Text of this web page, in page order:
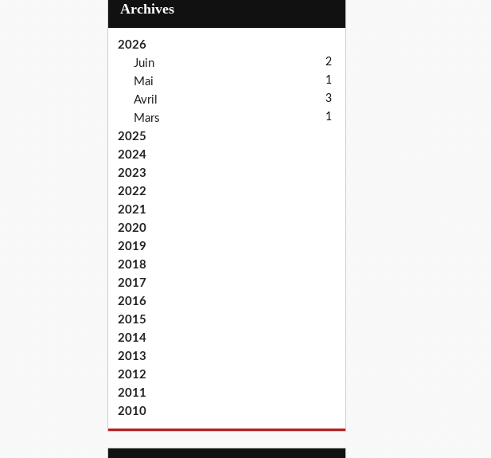
Archives
2026
Juin
2
Mai 1
Avril 3
Mars 1
2025
2024
2023
2022
2021
2020
2019
2018
2017
2016
2015
2014
2013
2012
2011
2010